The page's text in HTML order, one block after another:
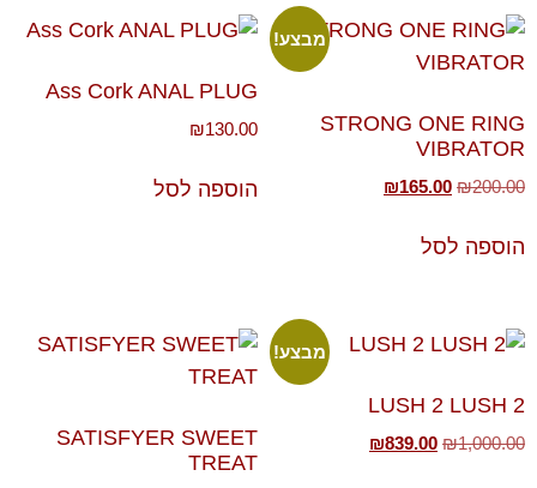
מבצע!
STRONG ONE RING
VIBRATOR
₪200.00
₪165.00
הוספה לסל
Ass Cork ANAL PLUG
₪130.00
הוספה לסל
מבצע!
LUSH 2 LUSH 2
₪1,000.00
₪839.00
SATISFYER SWEET
TREAT